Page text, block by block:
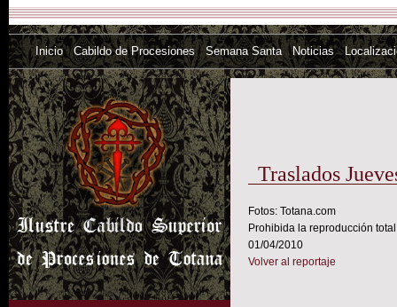
Inicio Cabildo de Procesiones Semana Santa Noticias
Traslados
Fotos: Totana.com
Prohibida la reproducción
01/04/2010
Volver al reportaje